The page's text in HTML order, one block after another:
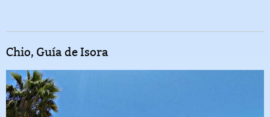
Chio, Guía de Isora